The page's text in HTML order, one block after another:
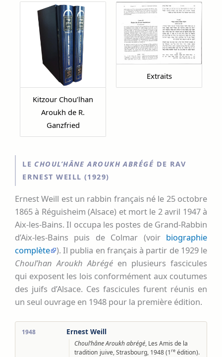
Kitzour Chou’lhan
Aroukh de R.
Ganzfried
Extraits
LE CHOUL’HÂNE AROUKH ABRÉGÉ DE RAV
ERNEST WEILL (1929)
Ernest Weill est un rabbin français né le 25 octobre
1865 à Réguisheim (Alsace) et mort le 2 avril 1947 à
Aix-les-Bains. Il occupa les postes de Grand-Rabbin
d’Aix-les-Bains puis de Colmar (voir biographie
complète ). Il publia en français à partir de 1929 le
Choul’han Aroukh Abrégé en plusieurs fascicules
qui exposent les lois conformément aux coutumes
des juifs d’Alsace. Ces fascicules furent réunis en
un seul ouvrage en 1948 pour la première édition.
1948 Ernest Weill
Choul’hâne Aroukh abrégé, Les Amis de la
tradition juive, Strasbourg, 1948 (1re édition).